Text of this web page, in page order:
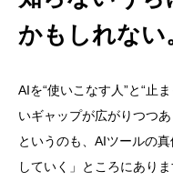
かもしれない
AIを“使いこなす人”と“止
いギャップが広がりつつあ
というのも、AIツールの
していく」ところにありま